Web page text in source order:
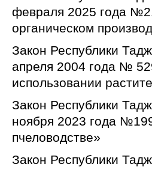
февраля 2025 года
органическом
Закон Республики
апреля 2004 года №
использовании
Закон Республики
ноября 2023 года
пчеловодстве»
Закон Республики